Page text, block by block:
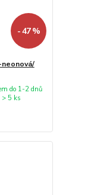
- 47 %
do 1-2 dnů
> 5 ks